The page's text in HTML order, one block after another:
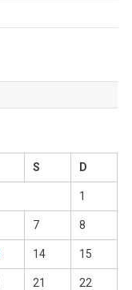
S D
1
7 8
14 15
21 22